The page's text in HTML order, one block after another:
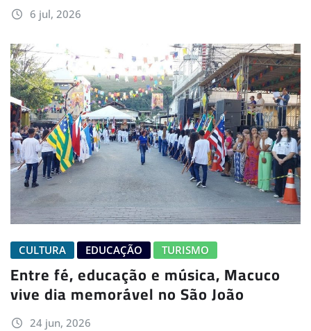
6 jul, 2026
CULTURA EDUCAÇÃO TURISMO
Entre fé, educação e música, Macuco
vive dia memorável no São João
24 jun, 2026